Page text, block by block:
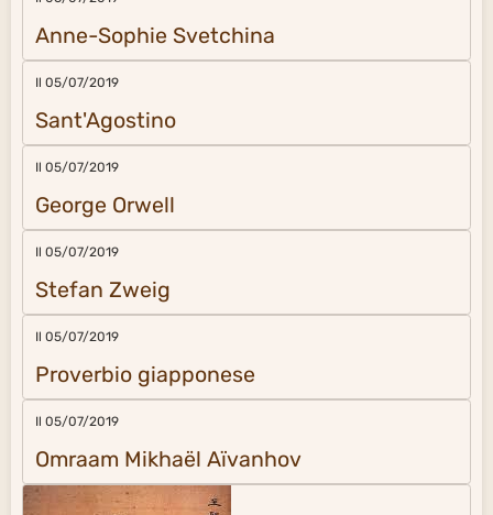
Anne-Sophie Svetchina
Il 05/07/2019
Sant'Agostino
Il 05/07/2019
George Orwell
Il 05/07/2019
Stefan Zweig
Il 05/07/2019
Proverbio giapponese
Il 05/07/2019
Omraam Mikhaël Aïvanhov